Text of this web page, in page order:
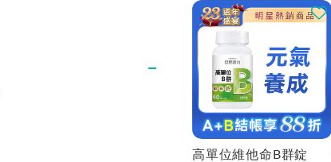
高單位維他命B群錠